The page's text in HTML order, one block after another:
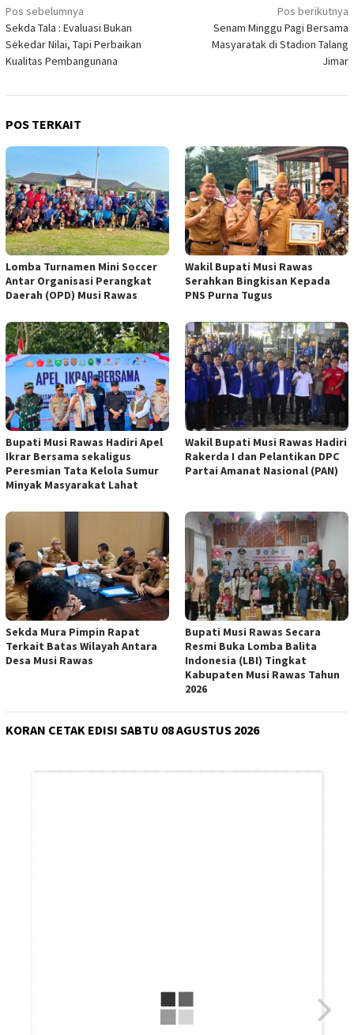
Navigasi
pos
Pos sebelumnya
Sekda Tala : Evaluasi Bukan
Sekedar Nilai, Tapi Perbaikan
Kualitas Pembangunana
Pos berikutnya
Senam Minggu Pagi Bersama
Masyaratak di Stadion Talang
Jimar
POS TERKAIT
Lomba Turnamen Mini Soccer
Antar Organisasi Perangkat
Daerah (OPD) Musi Rawas
Wakil Bupati Musi Rawas
Serahkan Bingkisan Kepada
PNS Purna Tugus
Bupati Musi Rawas Hadiri Apel
Ikrar Bersama sekaligus
Peresmian Tata Kelola Sumur
Minyak Masyarakat Lahat
Wakil Bupati Musi Rawas Hadiri
Rakerda I dan Pelantikan DPC
Partai Amanat Nasional (PAN)
Sekda Mura Pimpin Rapat
Terkait Batas Wilayah Antara
Desa Musi Rawas
Bupati Musi Rawas Secara
Resmi Buka Lomba Balita
Indonesia (LBI) Tingkat
Kabupaten Musi Rawas Tahun
2026
KORAN CETAK EDISI SABTU 08 AGUSTUS 2026